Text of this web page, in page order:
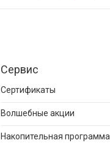
Сервис
Сертификаты
Волшебные акции
Накопительная программа